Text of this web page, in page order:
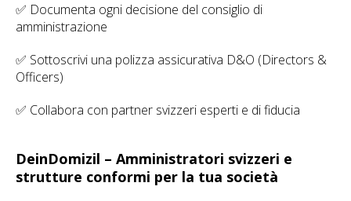
✅ Documenta ogni decisione del consiglio di
amministrazione
✅ Sottoscrivi una polizza assicurativa D&O (Directors &
Officers)
✅ Collabora con partner svizzeri esperti e di fiducia
DeinDomizil – Amministratori svizzeri e
strutture conformi per la tua società